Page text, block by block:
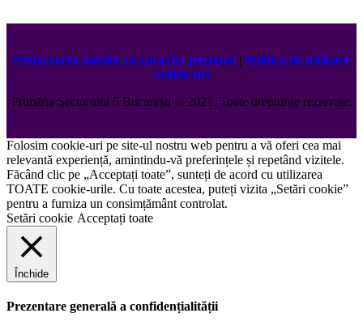
Prelucrarea datelor cu caracter personal | Politica de utilizare
cookie-uri
Primăria Sectorului 5 București ©️2021. Toate drepturile rezervate.
Folosim cookie-uri pe site-ul nostru web pentru a vă oferi cea mai
relevantă experiență, amintindu-vă preferințele și repetând vizitele.
Făcând clic pe „Acceptați toate”, sunteți de acord cu utilizarea
TOATE cookie-urile. Cu toate acestea, puteți vizita „Setări cookie”
pentru a furniza un consimțământ controlat.
Setări cookie Acceptați toate
Închide
Prezentare generală a confidențialității